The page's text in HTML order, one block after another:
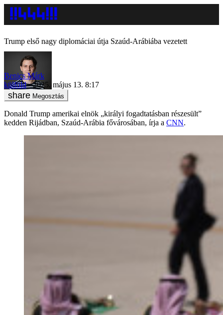
Trump első nagy diplomáciai útja Szaúd-Arábiába vezetett
Benics Márk
külföld
2025. május 13. 8:17
Megosztás
Donald Trump amerikai elnök „királyi fogadtatásban részesült”
kedden Rijádban, Szaúd-Arábia fővárosában, írja a CNN.